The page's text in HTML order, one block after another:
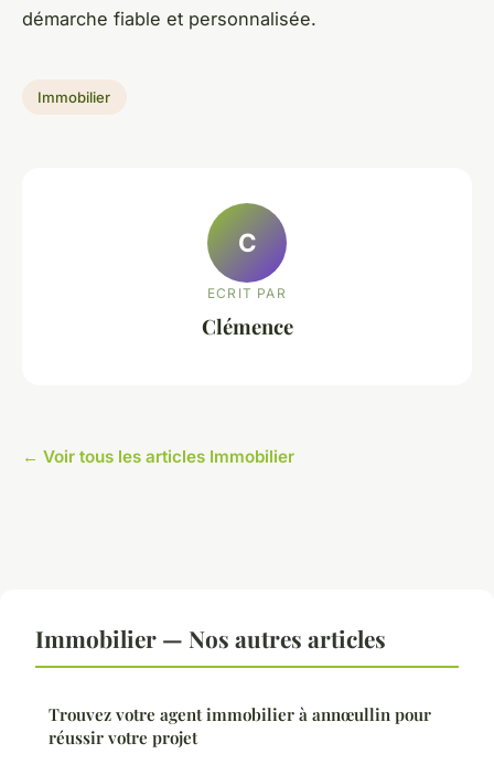
démarche fiable et personnalisée.
Immobilier
C
ECRIT PAR
Clémence
← Voir tous les articles Immobilier
Immobilier — Nos autres articles
Trouvez votre agent immobilier à annœullin pour
réussir votre projet